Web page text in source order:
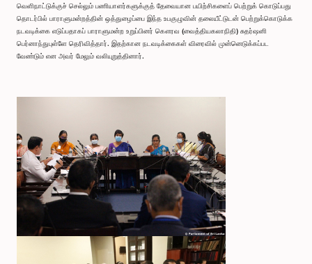
வெளிநாட்டுக்குச் செல்லும் பணியாளர்களுக்குத் தேவையான பயிற்சிகளைப் பெற்றுக் கொடுப்பது
தொடர்பில் பாராளுமன்றத்தின் ஒத்துழைப்பை இந்த உபகுழுவின் தலையீட்டுடன் பெற்றுக்கொடுக்க
நடவடிக்கை எடுப்பதாகப் பாராளுமன்ற உறுப்பினர் கௌரவ (வைத்தியகலாநிதி) சுதர்ஷனி
பெர்னாந்துபுள்ளே தெரிவித்தார். இதற்கான நடவடிக்கைகள் விரைவில் முன்னெடுக்கப்பட
வேண்டும் என அவர் மேலும் வலியுறுத்தினார்.